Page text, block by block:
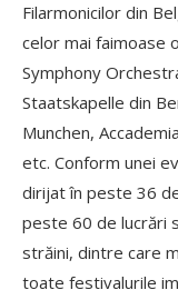
Filarmonicilor din
celor mai faimoase
Symphony
Staatskapelle din
Munchen,
etc. Conform unei
dirijat în peste 36
peste 60 de lucrări
străini, dintre care
toate festivalurile